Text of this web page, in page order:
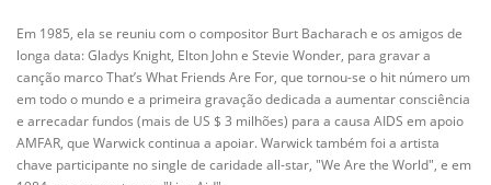
Em 1985, ela se reuniu com o compositor Burt Bacharach e os amigos de
longa data: Gladys Knight, Elton John e Stevie Wonder, para gravar a
canção marco That’s What Friends Are For, que tornou-se o hit número um
em todo o mundo e a primeira gravação dedicada a aumentar consciência
e arrecadar fundos (mais de US $ 3 milhões) para a causa AIDS em apoio
AMFAR, que Warwick continua a apoiar. Warwick também foi a artista
chave participante no single de caridade all-star, "We Are the World", e em